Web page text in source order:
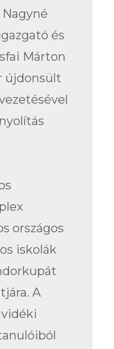
és
Márton
újdonsült
országos
iskolák
A